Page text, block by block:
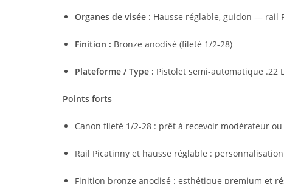
Organes de visée : Hausse réglable, guidon — rail
Finition : Bronze anodisé (fileté 1/2-28)
Plateforme / Type : Pistolet semi-automatique .22
Points forts
Canon fileté 1/2-28 : prêt à recevoir modérateur
Rail Picatinny et hausse réglable :
Finition bronze anodisé : esthétique premium et